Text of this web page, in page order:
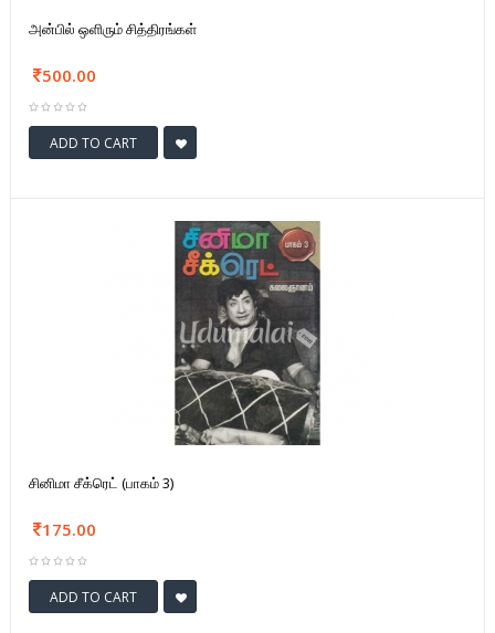
அன்பில் ஒளிரும் சித்திரங்கள்
500.00
ADD TO CART
சினிமா சீக்ரெட் (பாகம் 3)
175.00
ADD TO CART